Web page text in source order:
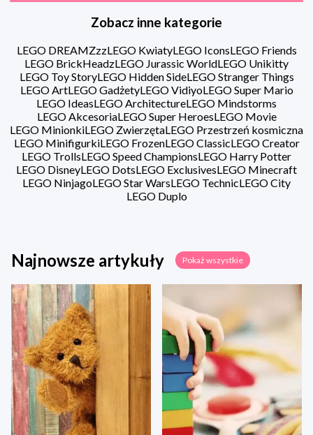
Zobacz inne kategorie
LEGO DREAMZzzLEGO KwiatyLEGO IconsLEGO Friends
LEGO BrickHeadzLEGO Jurassic WorldLEGO Unikitty
LEGO Toy StoryLEGO Hidden SideLEGO Stranger Things
LEGO ArtLEGO GadżetyLEGO VidiyoLEGO Super Mario
LEGO IdeasLEGO ArchitectureLEGO Mindstorms
LEGO AkcesoriaLEGO Super HeroesLEGO Movie
LEGO MinionkiLEGO ZwierzętaLEGO Przestrzeń kosmiczna
LEGO MinifigurkiLEGO FrozenLEGO ClassicLEGO Creator
LEGO TrollsLEGO Speed ChampionsLEGO Harry Potter
LEGO DisneyLEGO DotsLEGO ExclusivesLEGO Minecraft
LEGO NinjagoLEGO Star WarsLEGO TechnicLEGO City
LEGO Duplo
Najnowsze artykuły Pokaż wszystkie